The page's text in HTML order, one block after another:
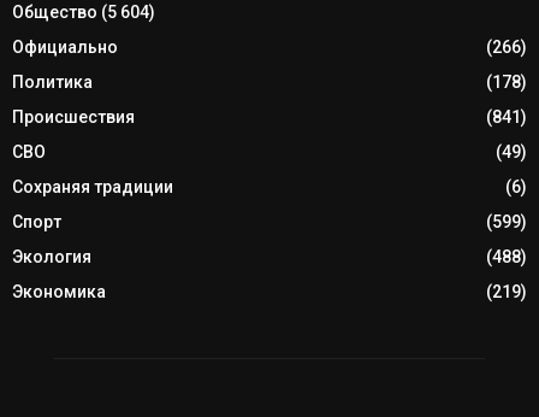
Общество (5 604)
Официально
(266)
Политика
(178)
Происшествия
(841)
СВО
(49)
Сохраняя традиции
(6)
Спорт
(599)
Экология
(488)
Экономика
(219)